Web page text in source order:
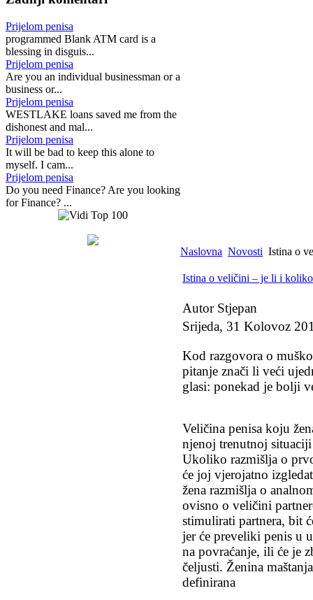
Prijelom penisa
programmed Blank ATM card is a
blessing in disguis...
Prijelom penisa
Are you an individual businessman or a
business or...
Prijelom penisa
WESTLAKE loans saved me from the
dishonest and mal...
Prijelom penisa
It will be bad to keep this alone to
myself. I cam...
Prijelom penisa
Do you need Finance? Are you looking
for Finance? ...
Naslovna Novosti Istina o
Istina o veličini – je li i
Autor Stjepan
Srijeda, 31 Kolovoz
Kod razgovora o
pitanje znači li veći
glasi: ponekad je bolji
Veličina penisa koju
njenoj trenutnoj
Ukoliko razmišlja o
će joj vjerojatno
žena razmišlja o
ovisno o veličini
stimulirati partnera, bit
jer će preveliki penis u
na povraćanje, ili će je
čeljusti. Ženina
definirana